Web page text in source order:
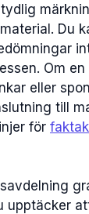
Du
Om en
eller
till
för
upptäcker